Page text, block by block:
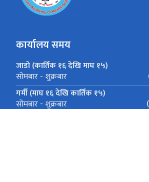
कार्यालय समय
जाडो (कार्तिक १६ देखि माघ १५)
सोमबार - शुक्रबार
गर्मी (माघ १६ देखि कार्तिक १५)
सोमबार - शुक्रबार